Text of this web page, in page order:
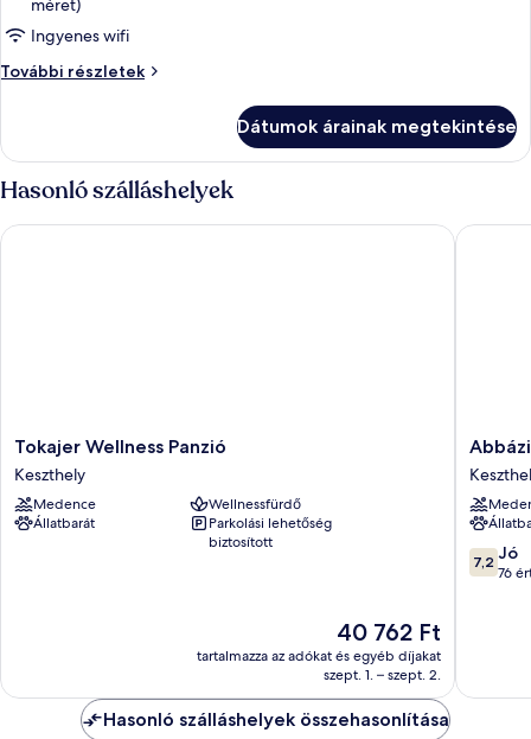
megtekintése:
Superior
stúdió
méret)
Ingyenes wifi
További részletek
Superior
Dátumok árainak megtekintése
Hasonló szálláshelyek
Tokajer
Wellness
Panzió
Keszthely
Tokajer Wellness Panzió
Keszthely
Medence
Wellnessfürdő
Állatbarát
Parkolási lehetőség
biztosított
Az
ár
40 762 Ft
40 762 Ft
tartalmazza az adókat és egyéb díjakat
szept. 1. – szept. 2.
Tokajer Wellness Panzió
Abbázia
Club
Hotel
Kék
7.2
7,2 Jó
76
Abbázia
Hasonló szálláshelyek összehasonlítása